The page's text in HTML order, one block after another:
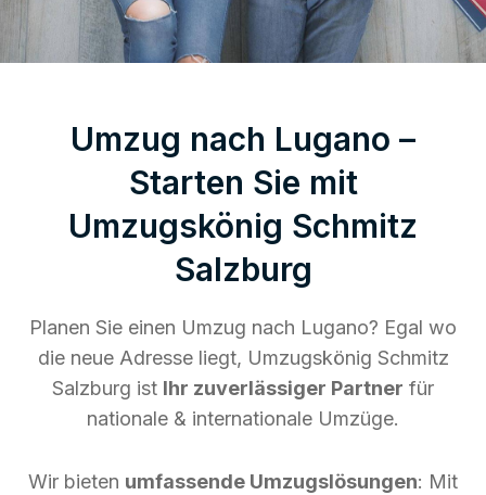
Umzug nach Lugano –
Starten Sie mit
Umzugskönig Schmitz
Salzburg
Planen Sie einen Umzug nach Lugano? Egal wo
die neue Adresse liegt, Umzugskönig Schmitz
Salzburg ist Ihr zuverlässiger Partner für
nationale & internationale Umzüge.
Wir bieten umfassende Umzugslösungen: Mit